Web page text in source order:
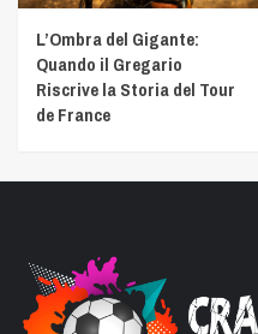
L’Ombra del Gigante:
Quando il Gregario
Riscrive la Storia del Tour
de France